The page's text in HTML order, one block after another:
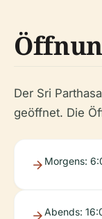
Der Sri
geöffnet. Die
Morgens:
Abends: